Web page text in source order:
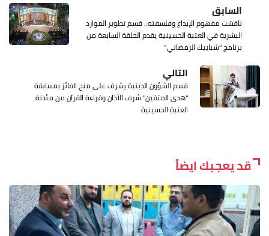
السابق
ناقشت مفهوم الإبداع وفلسفته.. قسم تطوير الموارد
البشرية في العتبة الحسينية يقدم الحلقة السابعة من
برنامج “شبابيك الرمضاني”
التالي
قسم الشؤون الدينية يشرف على منح الفائز بمسابقة
"هدى المتقين" شرف الأذان وقراءة القرآن من مئذنة
العتبة الحسينية
قد يعجبك ايضاً